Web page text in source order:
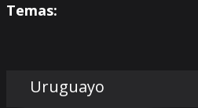
Temas:
Uruguayo